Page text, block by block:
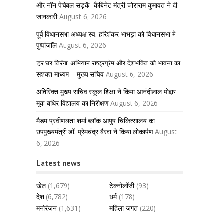
और नॉन पेचेबल सड़कें- कैबिनेट मंत्री जोराराम कुमावत ने दी
जानकारी August 6, 2026
पूर्व विधानसभा अध्यक्ष स्व. हरिशंकर भाभड़ा को विधानसभा में
पुष्पांजलि August 6, 2026
‘हर घर तिरंगा’ अभियान राष्ट्रप्रेम और देशभक्ति की भावना का
सशक्त माध्यम – मुख्य सचिव August 6, 2026
अतिरिक्त मुख्य सचिव स्कूल शिक्षा ने किया आनंदीलाल पोद्दार
मूक-बधिर विद्यालय का निरीक्षण August 6, 2026
मैडम प्रवीणलता शर्मा ब्लॉक आयुष चिकित्सालय का
उपमुख्यमंत्री डॉ. प्रेमचंद्र बैरवा ने किया लोकार्पण August
6, 2026
Latest news
खेल(1,679) टेक्नोलॉजी(93)
देश(6,782) धर्म(178)
मनोरंजन (1,631) महिला जगत (220)